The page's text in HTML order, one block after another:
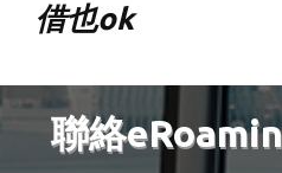
借也ok
聯絡